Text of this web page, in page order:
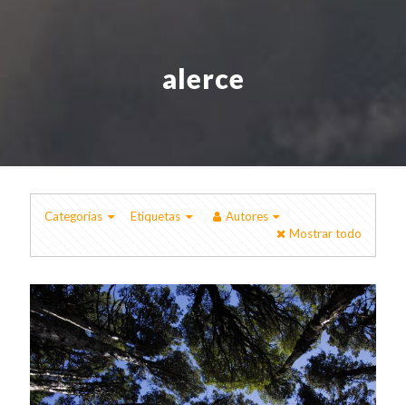
alerce
Categorías Etiquetas
Autores
Mostrar todo